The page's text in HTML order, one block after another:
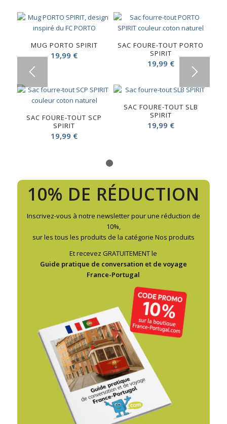
MUG PORTO SPIRIT
19,99 €
SAC FOURE-TOUT PORTO
SPIRIT
19,99 €
SAC FOURE-TOUT SCP
SPIRIT
19,99 €
SAC FOURE-TOUT SLB
SPIRIT
19,99 €
10% DE RÉDUCTION
Inscrivez-vous à notre newsletter pour une réduction de
10%,
sur les tous les produits de la catégorie Nos produits
Et recevez GRATUITEMENT le
Guide pratique de conversation et de voyage
France-Portugal